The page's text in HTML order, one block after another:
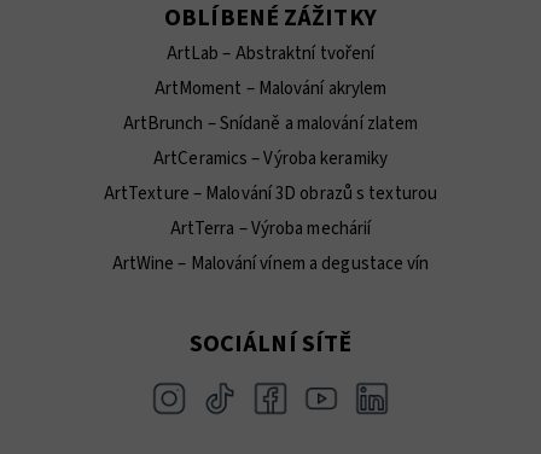
OBLÍBENÉ ZÁŽITKY
ArtLab – Abstraktní tvoření
ArtMoment – Malování akrylem
ArtBrunch – Snídaně a malování zlatem
ArtCeramics – Výroba keramiky
ArtTexture – Malování 3D obrazů s texturou
ArtTerra – Výroba mechárií
ArtWine – Malování vínem a degustace vín
SOCIÁLNÍ SÍTĚ